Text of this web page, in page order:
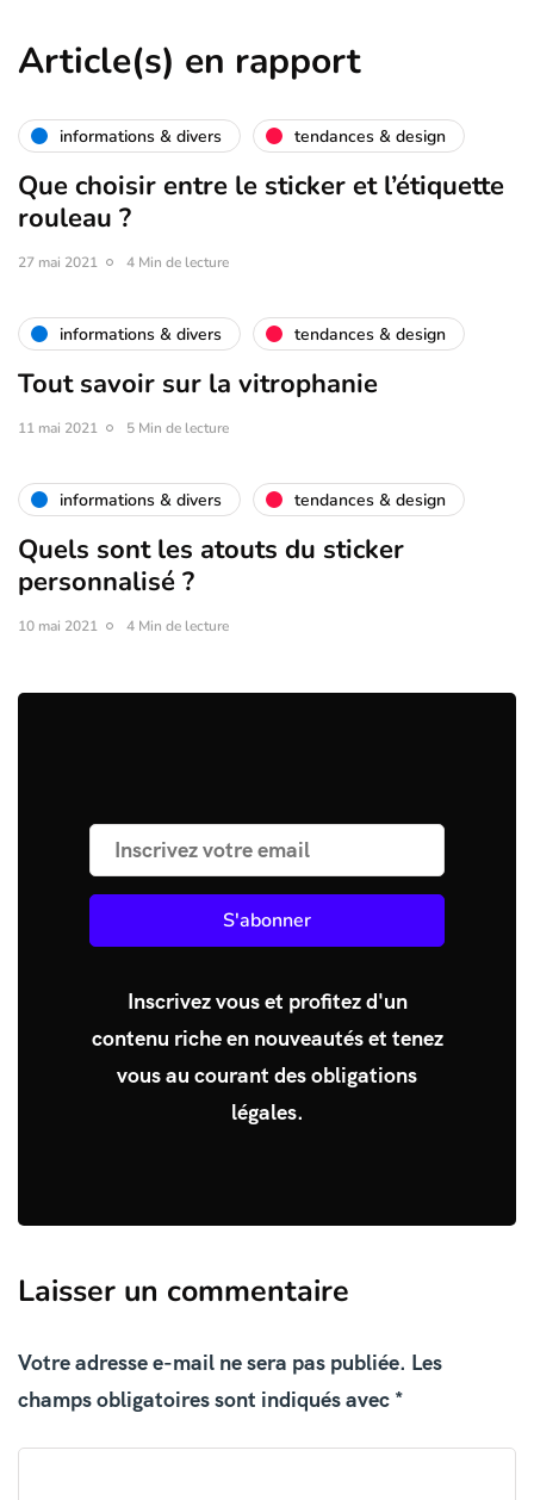
Article(s) en rapport
informations & divers tendances & design
Que choisir entre le sticker et l’étiquette
rouleau ?
27 mai 2021 4 Min de lecture
informations & divers tendances & design
Tout savoir sur la vitrophanie
11 mai 2021 5 Min de lecture
informations & divers tendances & design
Quels sont les atouts du sticker
personnalisé ?
10 mai 2021 4 Min de lecture
S'abonner
Inscrivez vous et profitez d'un
contenu riche en nouveautés et tenez
vous au courant des obligations
légales.
Laisser un commentaire
Votre adresse e-mail ne sera pas publiée. Les
champs obligatoires sont indiqués avec *